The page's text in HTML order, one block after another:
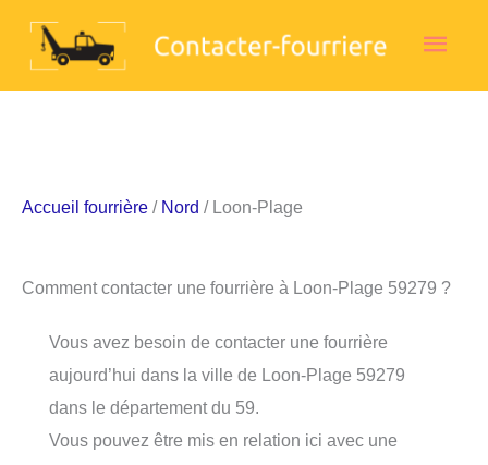
Accueil fourrière / Nord / Loon-Plage
Comment contacter une fourrière à Loon-Plage 59279 ?
Vous avez besoin de contacter une fourrière
aujourd’hui dans la ville de Loon-Plage 59279
dans le département du 59.
Vous pouvez être mis en relation ici avec une